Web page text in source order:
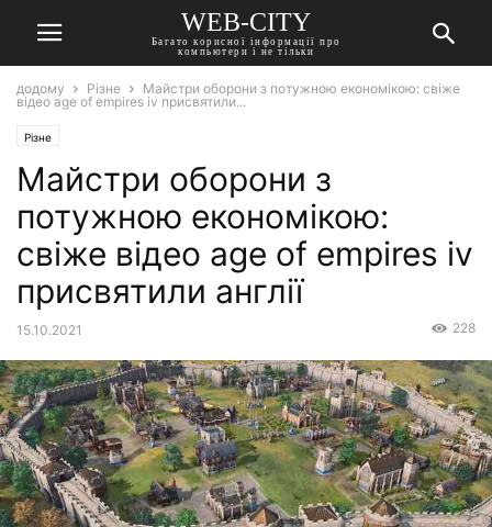
WEB-CITY
Багато корисної інформації про
компьютери і не тільки
додому Різне
Майстри оборони з потужною економікою: свіже
відео age of empires iv присвятили...
Різне
Майстри оборони з
потужною економікою:
свіже відео age of empires iv
присвятили англії
15.10.2021 228